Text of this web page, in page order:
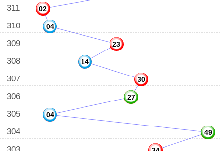
311 02
310 04
309 23
308 14
307 30
306 27
305 04
304 49
303